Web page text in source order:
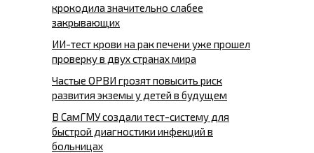
крокодила значительно слабее
закрывающих
ИИ-тест крови на рак печени уже прошел
проверку в двух странах мира
Частые ОРВИ грозят повысить риск
развития экземы у детей в будущем
В СамГМУ создали тест-систему для
быстрой диагностики инфекций в
больницах